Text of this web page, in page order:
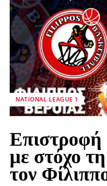
NATIONAL LEAGUE 1
με στόχο
τον